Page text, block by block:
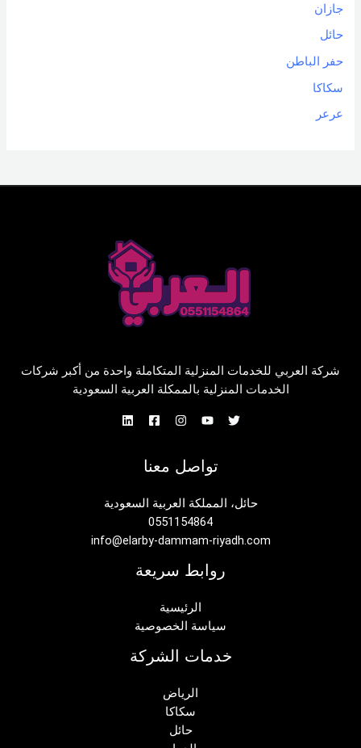
جازان
حائل
حفر الباطن
سكاكا
عرعر
شركة العربي للخدمات المنزلية المتكاملة واحدة من أكبر شركات
الخدمات المنزلية بالممكلة العربية السعودية
تواصل معنا
حائل، المملكة العربية السعودية
0551154864
info@elarby-dammam-riyadh.com
روابط سريعة
الرئيسية
سياسة الخصوصية
خدمات الشركة
الرياض
سكاكا
حائل